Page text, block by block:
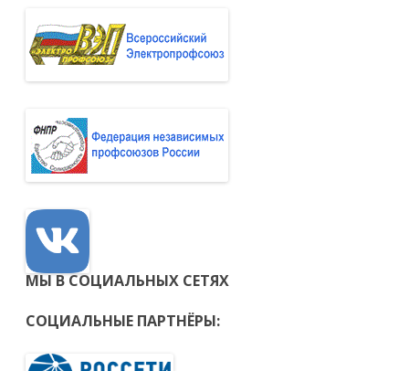
МЫ В СОЦИАЛЬНЫХ СЕТЯХ
СОЦИАЛЬНЫЕ ПАРТНЁРЫ: